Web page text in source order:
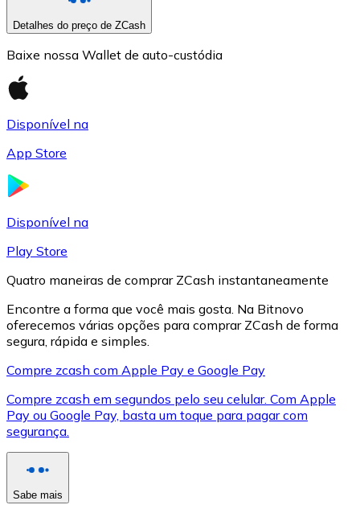
XRP
XRP
Ver tudo
Detalhes do preço de ZCash
Baixe nossa Wallet de auto-custódia
Disponível na
App Store
Disponível na
Play Store
Quatro maneiras de comprar ZCash instantaneamente
Encontre a forma que você mais gosta. Na Bitnovo
oferecemos várias opções para comprar ZCash de forma
segura, rápida e simples.
Compre zcash com Apple Pay e Google Pay
Compre zcash em segundos pelo seu celular. Com Apple
Pay ou Google Pay, basta um toque para pagar com
segurança.
Sabe mais